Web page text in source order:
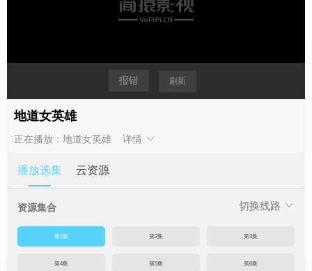
报错 刷新
地道女英雄
正在播放：地道女英雄 详情
播放选集 云资源
切换线路
资源集合
第1集 第2集 第3集
第4集 第5集 第6集